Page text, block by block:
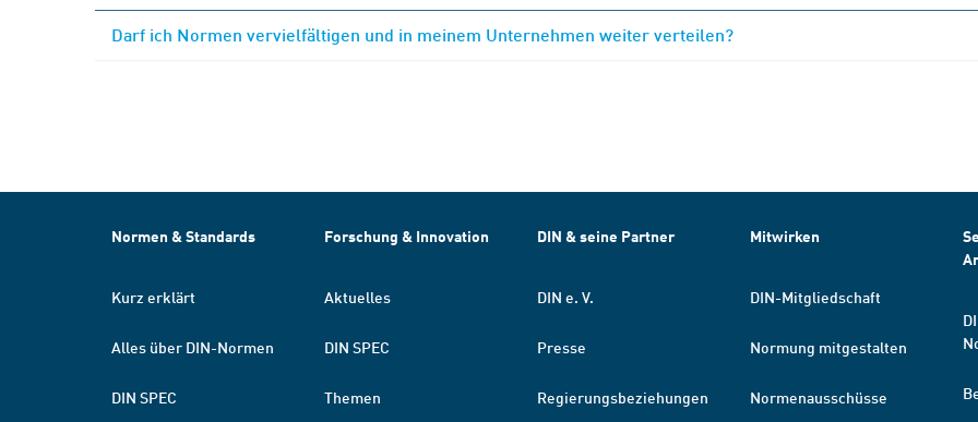
Darf ich Normen vervielfältigen und in meinem Unternehmen weiter verteilen?
Normen & Standards
Kurz erklärt
Alles über DIN-Normen
DIN SPEC
Forschung & Innovation
Aktuelles
DIN SPEC
Themen
DIN & seine Partner
DIN e. V.
Presse
Regierungsbeziehungen
Mitwirken
DIN-Mitgliedschaft
Normung mitgestalten
Normenausschüsse